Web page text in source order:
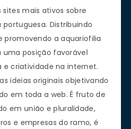
sites mais ativos sobre
Distribuindo
promovendo a aquariofilia
uma posição favorável
e criatividade na internet.
ideias originais objetivando
em toda a web. É fruto de
em união e pluralidade,
e empresas do ramo, é